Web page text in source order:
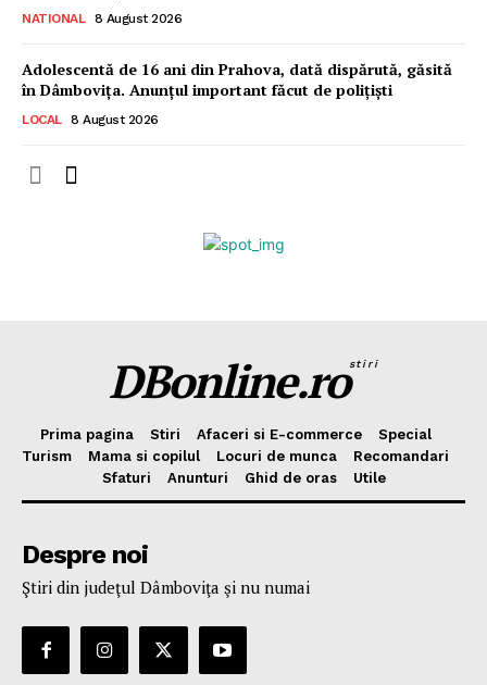
NATIONAL 8 August 2026
Adolescentă de 16 ani din Prahova, dată dispărută, găsită
în Dâmbovița. Anunțul important făcut de polițiști
LOCAL 8 August 2026
DBonline.rostiri
Prima pagina Stiri Afaceri si E-commerce
Special
Turism
Mama si copilul Locuri de munca
Recomandari
Sfaturi
Anunturi Ghid de oras Utile
Despre noi
Ştiri din judeţul Dâmboviţa şi nu numai